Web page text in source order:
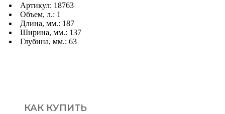
Артикул: 18763
Объем, л.: 1
Длина, мм.: 187
Ширина, мм.: 137
Глубина, мм.: 63
КАК КУПИТЬ